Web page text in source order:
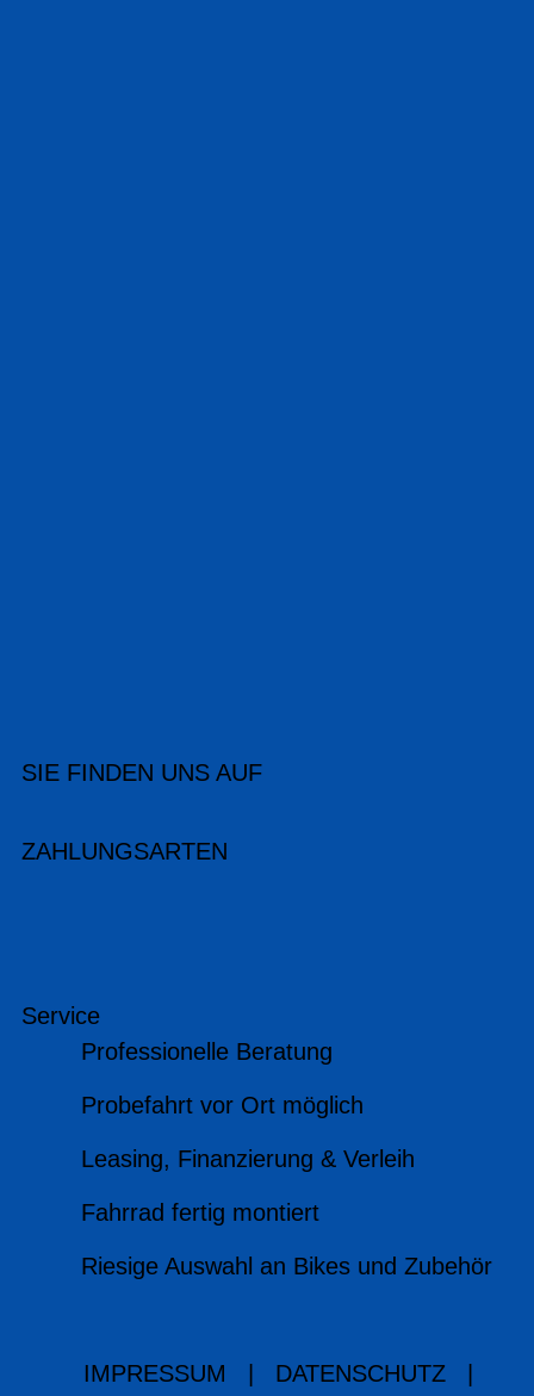
SIE FINDEN UNS AUF
ZAHLUNGSARTEN
Service
Professionelle Beratung
Probefahrt vor Ort möglich
Leasing, Finanzierung & Verleih
Fahrrad fertig montiert
Riesige Auswahl an Bikes und Zubehör
IMPRESSUM DATENSCHUTZ